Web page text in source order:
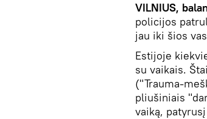
VILNIUS,
policijos
jau iki šios
Estijoje
su vaikais.
("Trauma-
pliušiniais
vaiką,